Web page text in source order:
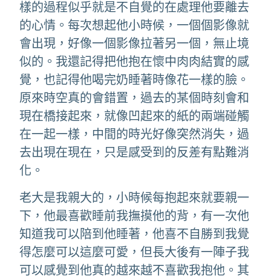
樣的過程似乎就是不自覺的在處理他要離去
的心情。每次想起他小時候，一個個影像就
會出現，好像一個影像拉著另一個，無止境
似的。我還記得把他抱在懷中肉肉結實的感
覺，也記得他喝完奶睡著時像花一樣的臉。
原來時空真的會錯置，過去的某個時刻會和
現在橋接起來，就像凹起來的紙的兩端碰觸
在一起一樣，中間的時光好像突然消失，過
去出現在現在，只是感受到的反差有點難消
化。
老大是我親大的，小時候每抱起來就要親一
下，他最喜歡睡前我撫摸他的背，有一次他
知道我可以陪到他睡著，他喜不自勝到我覺
得怎麼可以這麼可愛，但長大後有一陣子我
可以感覺到他真的越來越不喜歡我抱他。其